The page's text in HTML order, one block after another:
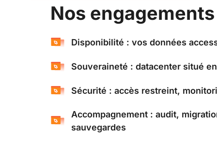
Nos engagements
Disponibilité : vos données
Souveraineté : datacenter situé
Sécurité : accès restreint,
Accompagnement : audit,
sauvegardes